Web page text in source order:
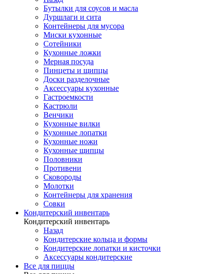
Бутылки для соусов и масла
Дуршлаги и сита
Контейнеры для мусора
Миски кухонные
Сотейники
Кухонные ложки
Мерная посуда
Пинцеты и щипцы
Доски разделочные
Аксессуары кухонные
Гастроемкости
Кастрюли
Венчики
Кухонные вилки
Кухонные лопатки
Кухонные ножи
Кухонные щипцы
Половники
Противени
Сковороды
Молотки
Контейнеры для хранения
Совки
Кондитерский инвентарь
Кондитерский инвентарь
Назад
Кондитерские кольца и формы
Кондитерские лопатки и кисточки
Аксессуары кондитерские
Все для пиццы